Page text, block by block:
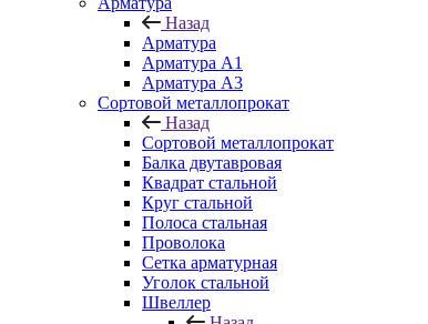
Назад
Арматура
Арматура A1
Арматура А3
Сортовой металлопрокат
Назад
Сортовой металлопрокат
Балка двутавровая
Квадрат стальной
Круг стальной
Полоса стальная
Проволока
Сетка арматурная
Уголок стальной
Швеллер